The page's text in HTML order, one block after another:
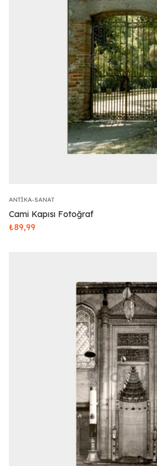
ANTIKA-SANAT
Cami Kapısı Fotoğraf
₺89,99